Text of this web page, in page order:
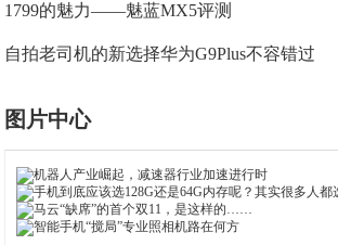
1799的魅力——魅蓝MX5评测
自拍老司机的新选择华为G9Plus不容错过
图片中心